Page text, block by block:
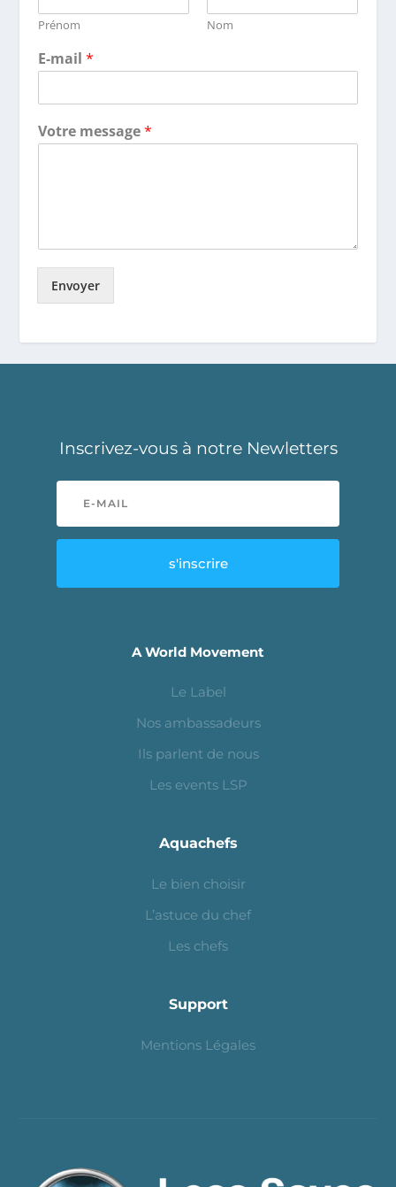
Prénom Nom
E-mail*
Votre message*
Envoyer
Inscrivez-vous à notre Newletters
s'inscrire
A World Movement
Le Label
Nos ambassadeurs
Ils parlent de nous
Les events LSP
Aquachefs
Le bien choisir
L’astuce du chef
Les chefs
Support
Mentions Légales